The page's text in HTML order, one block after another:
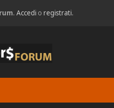
. Accedio registrati.